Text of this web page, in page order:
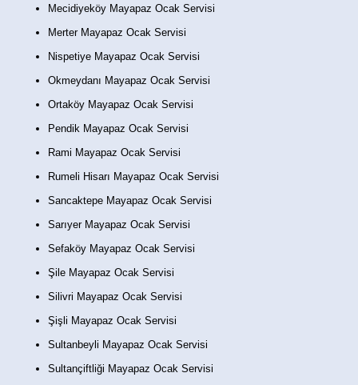
Mecidiyeköy Mayapaz Ocak Servisi
Merter Mayapaz Ocak Servisi
Nispetiye Mayapaz Ocak Servisi
Okmeydanı Mayapaz Ocak Servisi
Ortaköy Mayapaz Ocak Servisi
Pendik Mayapaz Ocak Servisi
Rami Mayapaz Ocak Servisi
Rumeli Hisarı Mayapaz Ocak Servisi
Sancaktepe Mayapaz Ocak Servisi
Sarıyer Mayapaz Ocak Servisi
Sefaköy Mayapaz Ocak Servisi
Şile Mayapaz Ocak Servisi
Silivri Mayapaz Ocak Servisi
Şişli Mayapaz Ocak Servisi
Sultanbeyli Mayapaz Ocak Servisi
Sultançiftliği Mayapaz Ocak Servisi